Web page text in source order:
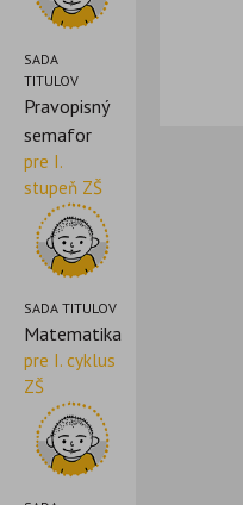
SADA
TITULOV
Pravopisný
semafor
pre I.
stupeň ZŠ
SADA TITULOV
Matematika
pre I. cyklus
ZŠ